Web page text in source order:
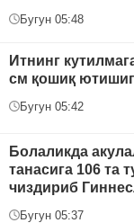
Бугун 05:48
Итнинг
см қошиқ
Бугун 05:42
Болаликда
танасига 106 та
чиздириб
Бугун 05:37